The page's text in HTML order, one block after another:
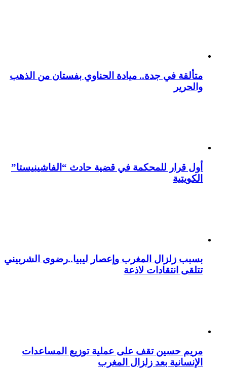
متألقة في جدة.. ميادة الحناوي بفستان من الذهب
والحرير
أول قرار للمحكمة في قضية حادث “الفاشينيستا”
الكويتية
بسبب زلزال المغرب وإعصار ليبيا..رضوى الشربيني
تتلقى انتقادات لاذعة
مريم حسين تقف على عملية توزيع المساعدات
الإنسانية بعد زلزال المغرب